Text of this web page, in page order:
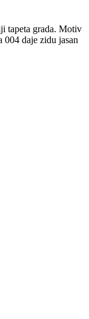
tapeta grada. Motiv
daje zidu jasan